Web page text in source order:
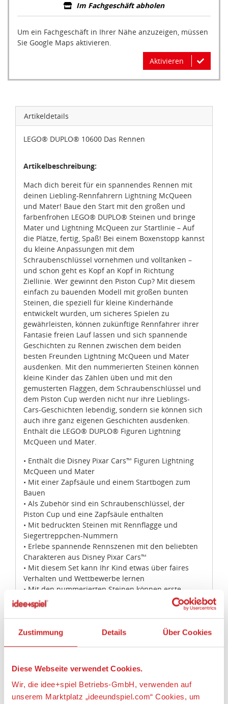
Zustimmung Details Über Cookies
Diese Webseite verwendet Cookies.
Wir, die idee+spiel Betriebs-GmbH, verwenden auf
unserem Marktplatz „ideeundspiel.com“ Cookies, um
Im Fachgeschäft abholen
Um ein Fachgeschäft in Ihrer Nähe anzuzeigen, müssen
Sie Google Maps aktivieren.
Aktivieren
Artikeldetails
LEGO® DUPLO® 10600 Das Rennen
Artikelbeschreibung:
Mach dich bereit für ein spannendes Rennen mit
deinen Liebling-Rennfahrern Lightning McQueen
und Mater! Baue den Start mit den großen und
farbenfrohen LEGO® DUPLO® Steinen und bringe
Mater und Lightning McQueen zur Startlinie – Auf
die Plätze, fertig, Spaß! Bei einem Boxenstopp kannst
du kleine Anpassungen mit dem
Schraubenschlüssel vornehmen und volltanken –
und schon geht es Kopf an Kopf in Richtung
Ziellinie. Wer gewinnt den Piston Cup? Mit diesem
einfach zu bauenden Modell mit großen bunten
Steinen, die speziell für kleine Kinderhände
entwickelt wurden, um sicheres Spielen zu
gewährleisten, können zukünftige Rennfahrer ihrer
Fantasie freien Lauf lassen und sich spannende
Geschichten zu Rennen zwischen dem beiden
besten Freunden Lightning McQueen und Mater
ausdenken. Mit den nummerierten Steinen können
kleine Kinder das Zählen üben und mit den
gemusterten Flaggen, dem Schraubenschlüssel und
dem Piston Cup werden nicht nur ihre Lieblings-
Cars-Geschichten lebendig, sondern sie können sich
auch ihre ganz eigenen Geschichten ausdenken.
Enthält die LEGO® DUPLO® Figuren Lightning
McQueen und Mater.
• Enthält die Disney Pixar Cars™ Figuren Lightning
McQueen und Mater
• Mit einer Zapfsäule und einem Startbogen zum
Bauen
• Als Zubehör sind ein Schraubenschlüssel, der
Piston Cup und eine Zapfsäule enthalten
• Mit bedruckten Steinen mit Rennflagge und
Siegertreppchen-Nummern
• Erlebe spannende Rennszenen mit den beliebten
Charakteren aus Disney Pixar Cars™
• Mit diesem Set kann Ihr Kind etwas über faires
Verhalten und Wettbewerbe lernen
• Mit den nummerierten Steinen können erste
Zählfertigkeiten geübt werden
• LEGO® DUPLO® Produkte sind bunt, geeignet für
kleine Hände und machen Spaß
• Lightning McQueen ist über 5 cm hoch, 10 cm lang
breit
• Der Startbogen ist über 13 cm hoch, 16 cm breit
und 3 cm tief
• Die Zapfsäule ist über 13 cm hoch, 6 cm breit und 3